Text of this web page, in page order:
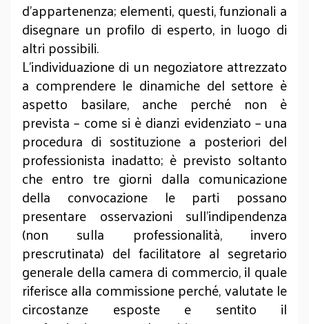
d’appartenenza; elementi, questi, funzionali a
disegnare un profilo di esperto, in luogo di
altri possibili.
L’individuazione di un negoziatore attrezzato
a comprendere le dinamiche del settore è
aspetto basilare, anche perché non è
prevista – come si è dianzi evidenziato – una
procedura di sostituzione a posteriori del
professionista inadatto; è previsto soltanto
che entro tre giorni dalla comunicazione
della convocazione le parti possano
presentare osservazioni sull’indipendenza
(non sulla professionalità, invero
prescrutinata) del facilitatore al segretario
generale della camera di commercio, il quale
riferisce alla commissione perché, valutate le
circostanze esposte e sentito il